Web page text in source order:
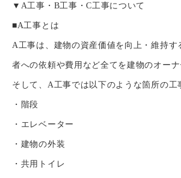
▼A工事・B工事・C工事について
■A工事とは
A工事は、建物の資産価値を向上・維持す
者への依頼や費用など全てを建物のオーナ
そして、A工事では以下のような箇所の工
・階段
・エレベーター
・建物の外装
・共用トイレ